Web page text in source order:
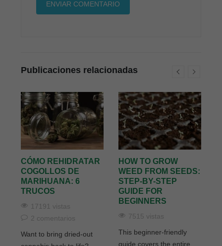
Publicaciones relacionadas
CÓMO REHIDRATAR
COGOLLOS DE
MARIHUANA: 6
TRUCOS
17191 vistas
2 comentarios
Want to bring dried-out
HOW TO GROW
WEED FROM SEEDS:
STEP-BY-STEP
GUIDE FOR
BEGINNERS
7515 vistas
This beginner-friendly
guide covers the entire